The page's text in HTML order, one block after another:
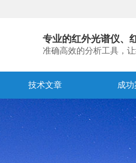
专业的红外光谱仪、
准确高效的分析工具，
技术文章 成功